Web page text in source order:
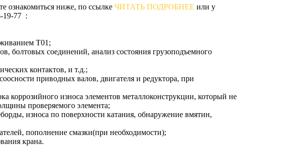
ознакомиться ниже, по ссылке ЧИТАТЬ ПОДРОБНЕЕ или у
19-77 :
Т01;
болтовых соединений, анализ состояния грузоподъемного
контактов, и т.д.;
приводных валов, двигателя и редуктора, при
коррозийного износа элементов металлоконструкции, который не
проверяемого элемента;
износа по поверхности катания, обнаружение вмятин,
пополнение смазки(при необходимости);
крана.